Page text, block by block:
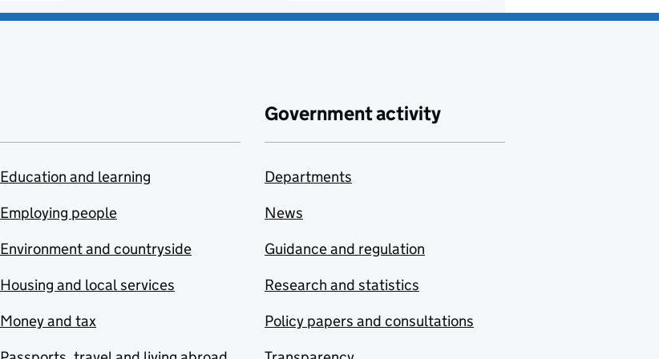
Education and learning
Employing people
Environment and countryside
Housing and local services
Money and tax
Government activity
Departments
News
Guidance and regulation
Research and statistics
Policy papers and consultations